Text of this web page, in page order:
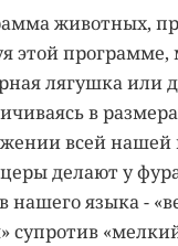
животных,
этой
лягушка или
в
всей нашей
делают у
нашего языка -
супротив